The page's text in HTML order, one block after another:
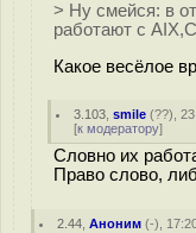
> Ну смейся: в
работают с
Какое весёлое
3.103 ,smile (??),
[к модератору]
Словно их
Право слово,
2.44 ,Аноним (-),